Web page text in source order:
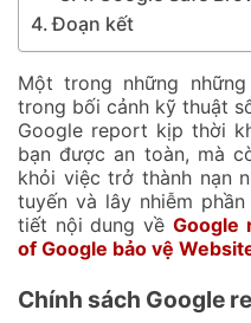
Đoạn kết
Một trong những
trong bối cảnh kỹ thuật
Google report kịp thời
bạn được an toàn, mà
khỏi việc trở thành nạn
tuyến và lây nhiễm
tiết nội dung về Google
of Google bảo vệ
Chính sách Google